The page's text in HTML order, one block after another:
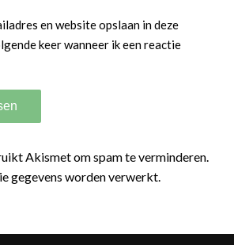
en website opslaan in deze
keer wanneer ik een reactie
Akismet om spam te verminderen.
gegevens worden verwerkt.